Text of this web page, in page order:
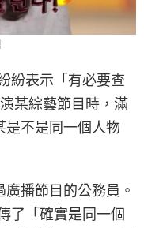
紛表示「有必要查
某綜藝節目時，滿
是不是同一個人物
播節目的公務員。
了「確實是同一個